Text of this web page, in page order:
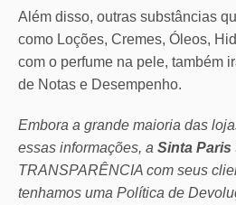
Além disso, outras substâncias
como Loções, Cremes, Óleos,
com o perfume na pele, também
de Notas e Desempenho.
Embora a grande maioria das
essas informações, a Sinta Paris
TRANSPARÊNCIA com seus
tenhamos uma Política de